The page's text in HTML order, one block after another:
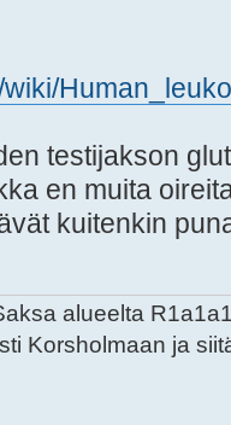
testijakson
en muita
kuitenkin
alueelta
Korsholmaan ja